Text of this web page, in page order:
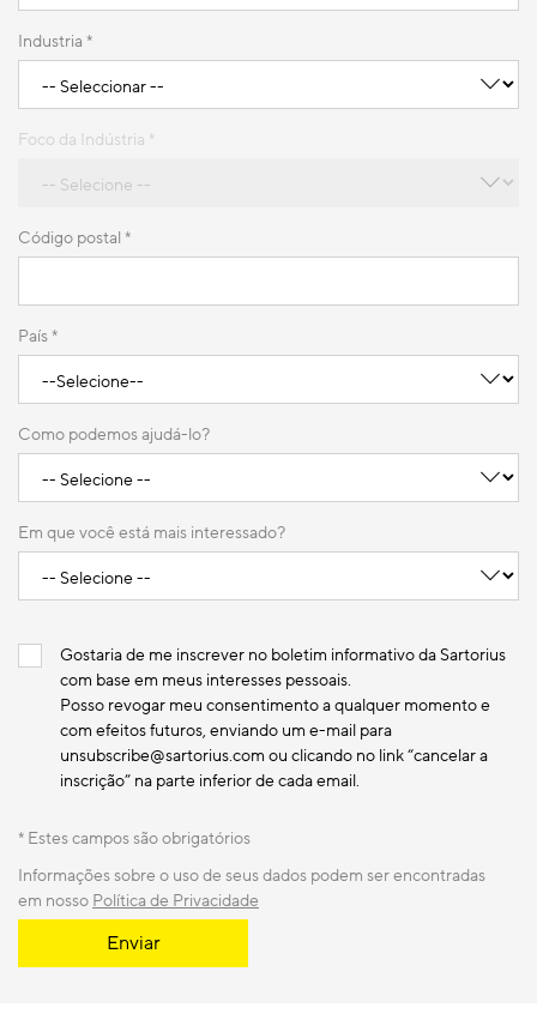
Industria *
Foco da Indústria *
Código postal *
País *
Como podemos ajudá-lo?
Em que você está mais interessado?
Gostaria de me inscrever no boletim informativo da Sartorius
com base em meus interesses pessoais.
Posso revogar meu consentimento a qualquer momento e
com efeitos futuros, enviando um e-mail para
unsubscribe@sartorius.com ou clicando no link “cancelar a
inscrição” na parte inferior de cada email.
* Estes campos são obrigatórios
Informações sobre o uso de seus dados podem ser encontradas
em nosso Política de Privacidade
Enviar